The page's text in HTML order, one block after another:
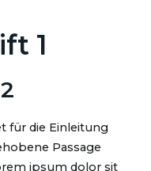
1
für die Einleitung
Passage
ipsum dolor sit